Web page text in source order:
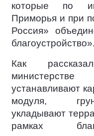
которые по
Приморья и при
Россия»
благоустройство».
Как
устанавливают
модуля,
укладывают
рамках